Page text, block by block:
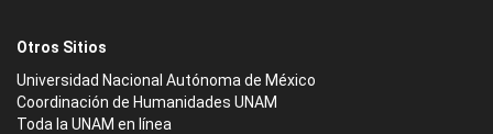
Otros Sitios
Universidad Nacional Autónoma de México
Coordinación de Humanidades UNAM
Toda la UNAM en línea